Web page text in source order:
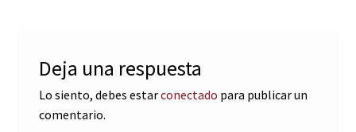
Deja una respuesta
Lo siento, debes estarconectado para publicar un
comentario.